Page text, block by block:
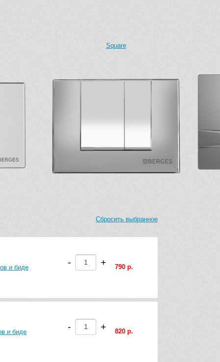
Square
Сбросить выбранное
и биде - + 790 р.
и биде - + 820 р.